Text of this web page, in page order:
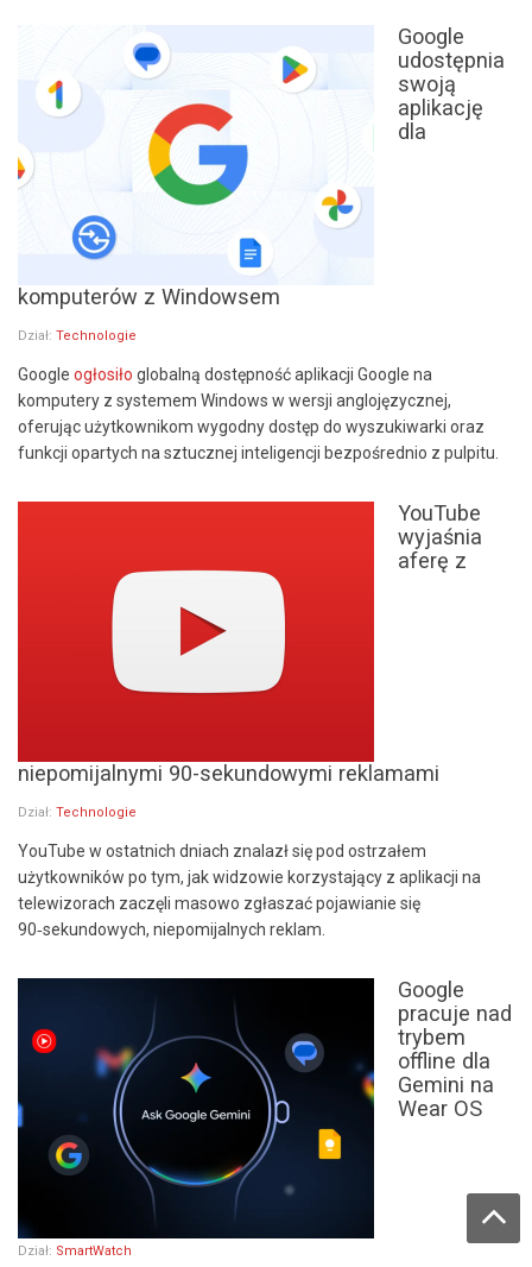
Google
udostępnia
swoją
aplikację
dla
komputerów z Windowsem
Dział: Technologie
Google ogłosiło globalną dostępność aplikacji Google na
komputery z systemem Windows w wersji anglojęzycznej,
oferując użytkownikom wygodny dostęp do wyszukiwarki oraz
funkcji opartych na sztucznej inteligencji bezpośrednio z pulpitu.
YouTube
wyjaśnia
aferę z
niepomijalnymi 90-sekundowymi reklamami
Dział: Technologie
YouTube w ostatnich dniach znalazł się pod ostrzałem
użytkowników po tym, jak widzowie korzystający z aplikacji na
telewizorach zaczęli masowo zgłaszać pojawianie się
90‑sekundowych, niepomijalnych reklam.
Google
pracuje nad
trybem
offline dla
Gemini na
Wear OS
Dział: SmartWatch